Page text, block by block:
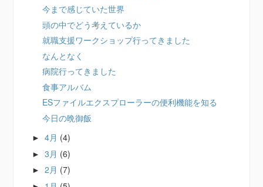
今まで感じていた世界
頭の中でどう考えているか
就職支援ワークショップ行ってきました
なんとなく
病院行ってきました
食事アルバム
ESファイルエクスプローラーの便利機能を知る
今日の晩御飯
►4月 (4)
►3月 (6)
►2月 (7)